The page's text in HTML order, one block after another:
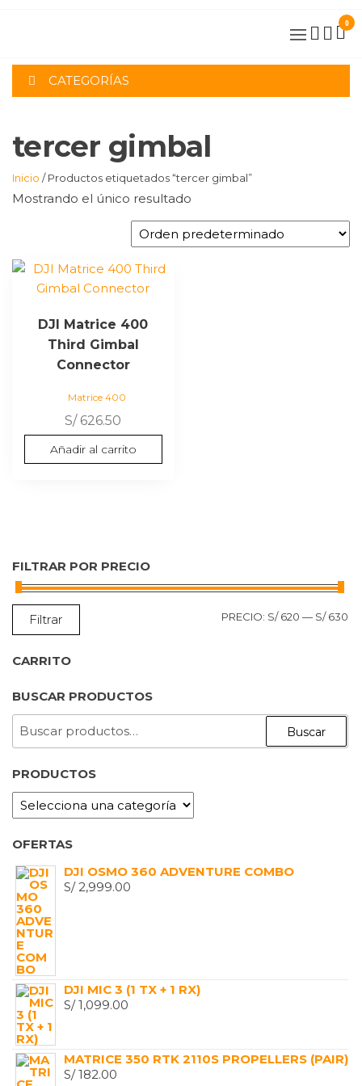
0
CATEGORÍAS
tercer gimbal
Inicio / Productos etiquetados “tercer gimbal”
Mostrando el único resultado
DJI Matrice 400
Third Gimbal
Connector
Matrice 400
S/626.50
Añadir al carrito
FILTRAR POR PRECIO
Filtrar PRECIO: S/ 620 — S/ 630
CARRITO
BUSCAR PRODUCTOS
BUSCAR
Buscar
PRODUCTOS
OFERTAS
DJI OSMO 360 ADVENTURE COMBO
S/2,999.00
DJI MIC 3 (1 TX + 1 RX)
S/1,099.00
MATRICE 350 RTK 2110S PROPELLERS (PAIR)
S/182.00